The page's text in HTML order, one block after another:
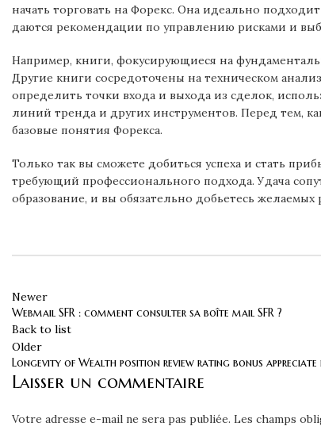
начать торговать на Форекс. Она идеально
даются рекомендации по управлению рисками и
Например, книги, фокусирующиеся на
Другие книги сосредоточены на техническом
определить точки входа и выхода из сделок,
линий тренда и других инструментов. Перед тем,
базовые понятия Форекса.
Только так вы сможете добиться успеха и стать
требующий профессионального подхода. Удача
образование, и вы обязательно добьетесь желаемых
Newer
Webmail SFR : comment consulter sa boîte mail SFR ?
Back to list
Older
Longevity of Wealth position review rating bonus appreciate
Laisser un commentaire
Votre adresse e-mail ne sera pas publiée. Les champs